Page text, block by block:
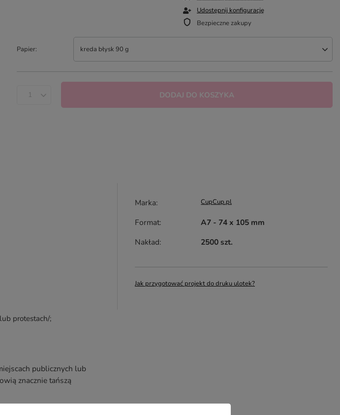
Papier kreda błysk 90 g
DODAJ DO KOSZYKA
Udostępnij konfigurację
Bezpieczne zakupy
protestach/;
publicznych lub
znacznie tańszą
Marka CupCup.pl
Format
A7 - 74 x 105 mm
Nakład
2500 szt.
Jak przygotować projekt do druku ulotek?